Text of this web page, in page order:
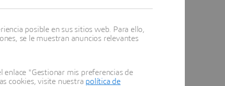
posible en sus sitios web. Para ello,
se le muestran anuncios relevantes
enlace "Gestionar mis preferencias de
cookies, visite nuestra política de